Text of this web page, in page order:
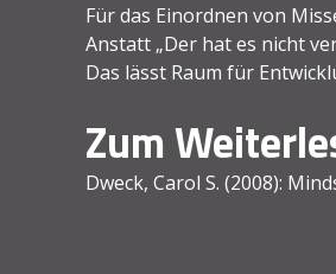
Für das Einordnen von
Anstatt „Der hat es nicht
Das lässt Raum für
Zum
Dweck, Carol S. (2008):